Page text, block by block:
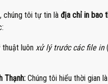
chúng tôi tự tin là địa chỉ in bao
luôn xử lý trước các file in
Thạnh: Chúng tôi hiểu thời gian